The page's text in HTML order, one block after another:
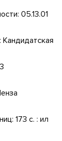
05.13.01
Кандидатская
173 с. : ил